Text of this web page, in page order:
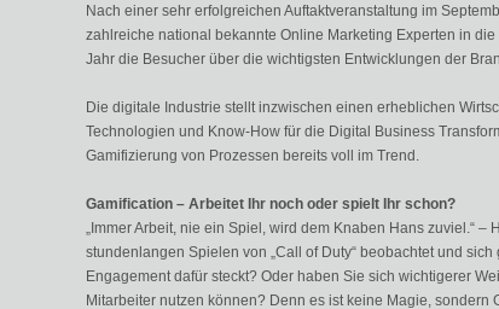
Nach einer sehr erfolgreichen Auftaktveranstaltung im
zahlreiche national bekannte Online Marketing Experten in
Jahr die Besucher über die wichtigsten Entwicklungen der
Die digitale Industrie stellt inzwischen einen erheblichen
Technologien und Know-How für die Digital Business
Gamifizierung von Prozessen bereits voll im Trend.
Gamification – Arbeitet Ihr noch oder spielt Ihr schon?
„Immer Arbeit, nie ein Spiel, wird dem Knaben Hans zuviel.“
stundenlangen Spielen von „Call of Duty“ beobachtet und
Engagement dafür steckt? Oder haben Sie sich wichtigerer
Mitarbeiter nutzen können? Denn es ist keine Magie, sondern